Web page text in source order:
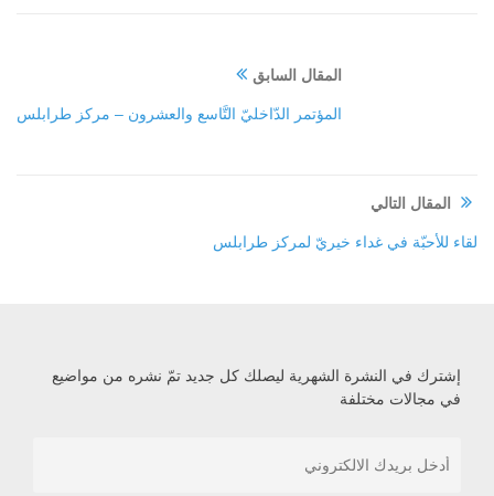
المقال السابق
المؤتمر الدّاخليّ التَّاسع والعشرون – مركز طرابلس
المقال التالي
لقاء للأحبّة في غداء خيريّ لمركز طرابلس
إشترك في النشرة الشهرية ليصلك كل جديد تمّ نشره من مواضيع
في مجالات مختلفة